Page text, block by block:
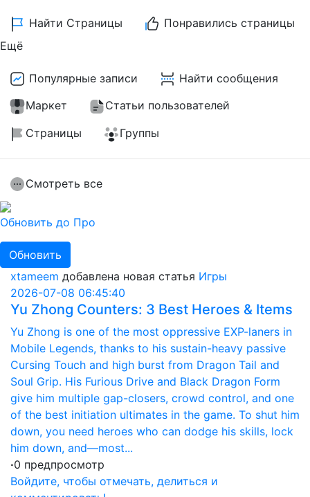
Найти Страницы
Понравились страницы
Ещё
Популярные записи
Найти сообщения
Маркет
Статьи пользователей
Страницы
Группы
Смотреть все
Обновить до Про
Обновить
xtameem добавлена новая статья Игры
2026-07-08 06:45:40
Yu Zhong Counters: 3 Best Heroes & Items
Yu Zhong is one of the most oppressive EXP-laners in
Mobile Legends, thanks to his sustain-heavy passive
Cursing Touch and high burst from Dragon Tail and
Soul Grip. His Furious Drive and Black Dragon Form
give him multiple gap-closers, crowd control, and one
of the best initiation ultimates in the game. To shut him
down, you need heroes who can dodge his skills, lock
him down, and—most...
·0 предпросмотр
Войдите, чтобы отмечать, делиться и